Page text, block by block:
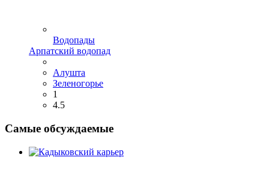
Водопады
Арпатский водопад
Алушта
Зеленогорье
1
4.5
Самые обсуждаемые